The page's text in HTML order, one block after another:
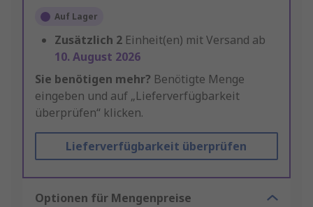
Auf Lager
Zusätzlich 2 Einheit(en) mit Versand ab
10. August 2026
Sie benötigen mehr? Benötigte Menge
eingeben und auf „Lieferverfügbarkeit
überprüfen“ klicken.
Lieferverfügbarkeit überprüfen
Optionen für Mengenpreise